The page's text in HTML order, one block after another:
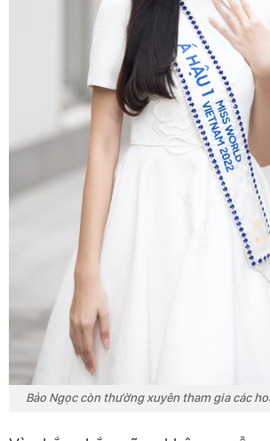
Bảo Ngọc còn thường xuyên tham gia các